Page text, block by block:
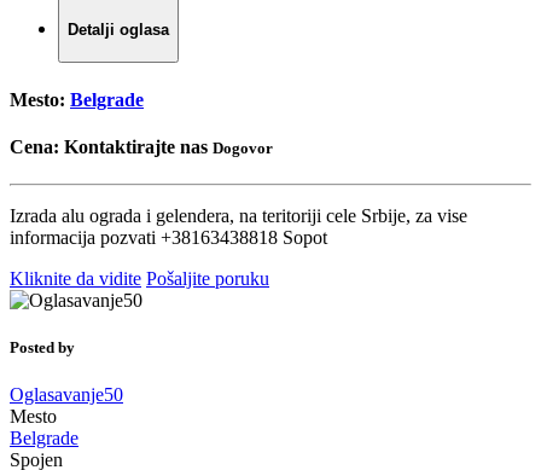
Detalji oglasa
Mesto: Belgrade
Cena: Kontaktirajte nas Dogovor
Izrada alu ograda i gelendera, na teritoriji cele Srbije, za vise
informacija pozvati +38163438818 Sopot
Kliknite da vidite Pošaljite poruku
Posted by
Oglasavanje50
Mesto
Belgrade
Spojen